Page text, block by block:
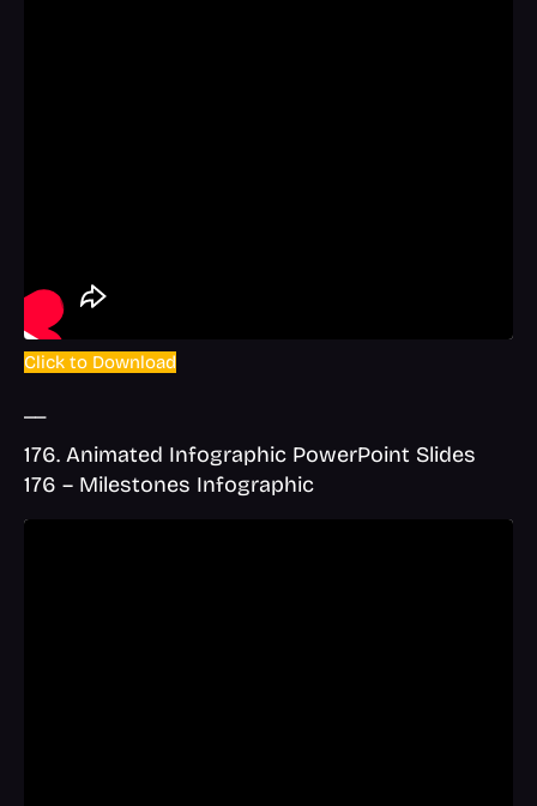
Click to Download
176. Animated Infographic PowerPoint Slides
176 – Milestones Infographic